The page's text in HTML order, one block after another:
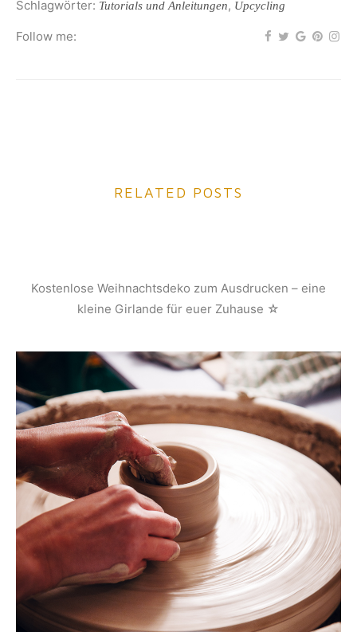
Schlagwörter: Tutorials und Anleitungen, Upcycling
Follow me:
RELATED POSTS
Kostenlose Weihnachtsdeko zum Ausdrucken – eine
kleine Girlande für euer Zuhause ☆